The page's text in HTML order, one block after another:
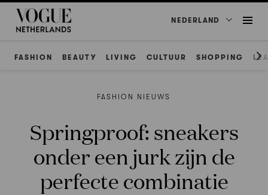
NEDERLAND
FASHION BEAUTY LIVING CULTUUR SHOPPING
FASHION NIEUWS
Springproof: sneakers
onder een jurk zijn de
perfecte combinatie